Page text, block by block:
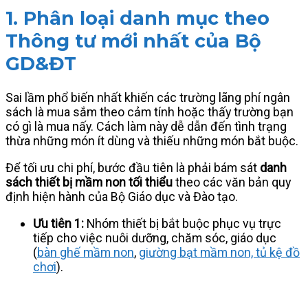
1. Phân loại danh mục theo
Thông tư mới nhất của Bộ
GD&ĐT
Sai lầm phổ biến nhất khiến các trường lãng phí ngân
sách là mua sắm theo cảm tính hoặc thấy trường bạn
có gì là mua nấy. Cách làm này dễ dẫn đến tình trạng
thừa những món ít dùng và thiếu những món bắt buộc.
Để tối ưu chi phí, bước đầu tiên là phải bám sát danh
sách thiết bị mầm non tối thiểutheo các văn bản quy
định hiện hành của Bộ Giáo dục và Đào tạo.
Ưu tiên 1: Nhóm thiết bị bắt buộc phục vụ trực
tiếp cho việc nuôi dưỡng, chăm sóc, giáo dục
(bàn ghế mầm non, giường bạt mầm non, tủ kệ đồ
chơi).